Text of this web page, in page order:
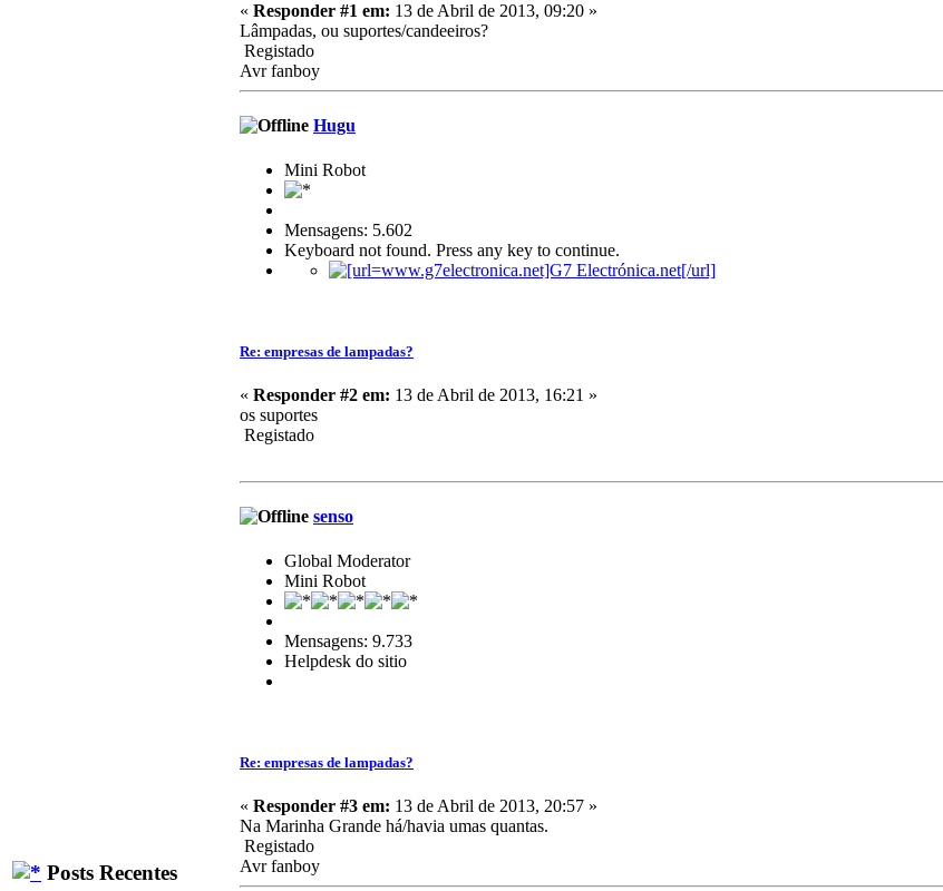
Posts Recentes
« Responder #1 em: 13 de Abril de 2013, 09:20 »
Lâmpadas, ou suportes/candeeiros?
Registado
Avr fanboy
Hugu
Mini Robot
Mensagens: 5.602
Keyboard not found. Press any key to continue.
Re: empresas de lampadas?
« Responder #2 em: 13 de Abril de 2013, 16:21 »
os suportes
Registado
senso
Global Moderator
Mini Robot
Mensagens: 9.733
Helpdesk do sitio
Re: empresas de lampadas?
« Responder #3 em: 13 de Abril de 2013, 20:57 »
Na Marinha Grande há/havia umas quantas.
Registado
Avr fanboy